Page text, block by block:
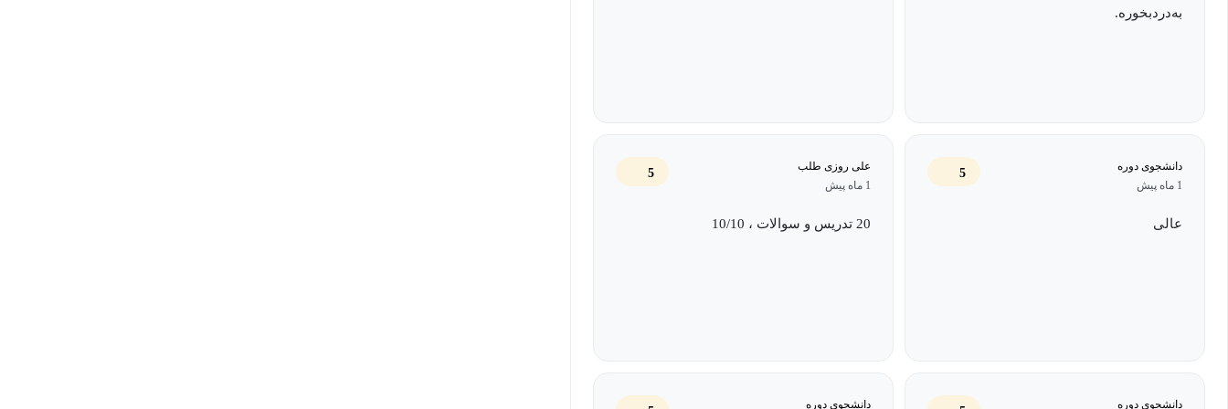
به‌دردبخوره.
دانشجوی دوره
1 ماه پیش
5
عالی
علی روزی طلب
1 ماه پیش
5
20 تدریس و سوالات ، 10/10
دانشجوی دوره دانشجوی دوره